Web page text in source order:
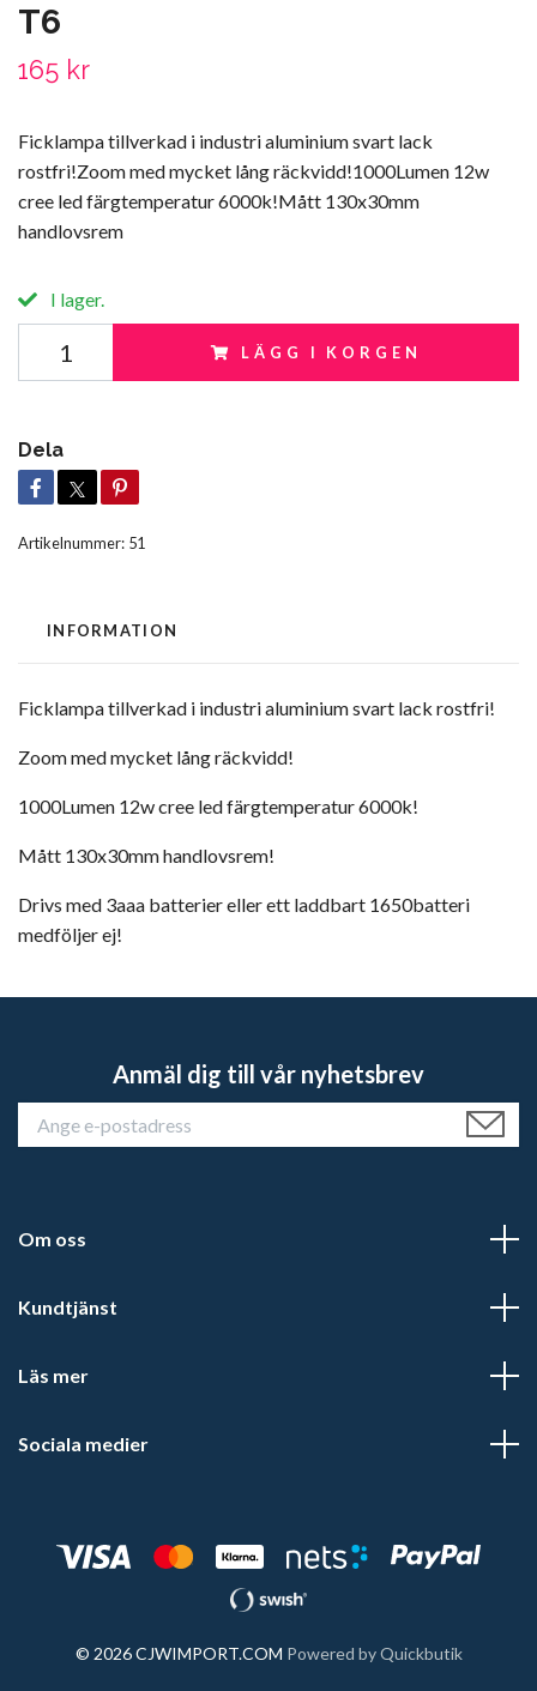
T6
165 kr
Ficklampa tillverkad i industri aluminium svart lack
rostfri!Zoom med mycket lång räckvidd!1000Lumen 12w
cree led färgtemperatur 6000k!Mått 130x30mm
handlovsrem
I lager.
LÄGG I KORGEN
Dela
Artikelnummer: 51
INFORMATION
Ficklampa tillverkad i industri aluminium svart lack rostfri!
Zoom med mycket lång räckvidd!
1000Lumen 12w cree led färgtemperatur 6000k!
Mått 130x30mm handlovsrem!
Drivs med 3aaa batterier eller ett laddbart 1650batteri
medföljer ej!
Anmäl dig till vår nyhetsbrev
Om oss
Kundtjänst
Läs mer
Sociala medier
© 2026 CJWIMPORT.COM Powered by Quickbutik